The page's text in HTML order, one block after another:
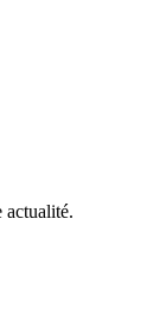
actualité.